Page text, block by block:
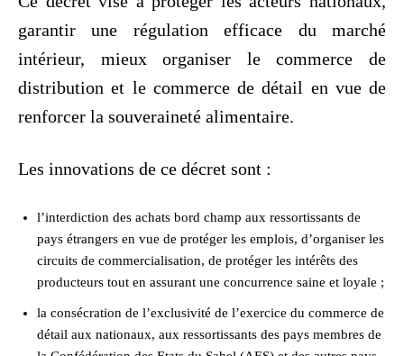
garantir une régulation efficace du marché
intérieur, mieux organiser le commerce de
distribution et le commerce de détail en vue de
renforcer la souveraineté alimentaire.
Les innovations de ce décret sont :
l’interdiction des achats bord champ aux ressortissants de
pays étrangers en vue de protéger les emplois, d’organiser les
circuits de commercialisation, de protéger les intérêts des
producteurs tout en assurant une concurrence saine et loyale ;
la consécration de l’exclusivité de l’exercice du commerce de
détail aux nationaux, aux ressortissants des pays membres de